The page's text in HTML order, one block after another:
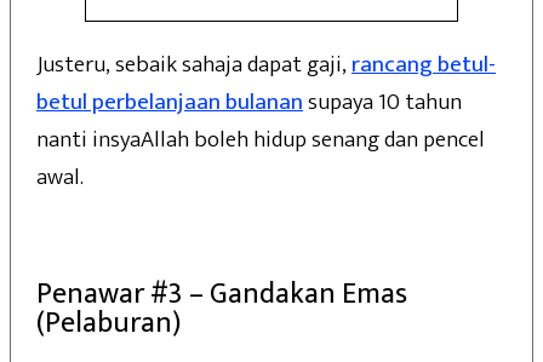
Justeru, sebaik sahaja dapat gaji,rancang betul-
betul perbelanjaan bulanansupaya 10 tahun
nanti insyaAllah boleh hidup senang dan pencel
awal.
Penawar #3 – Gandakan Emas
(Pelaburan)